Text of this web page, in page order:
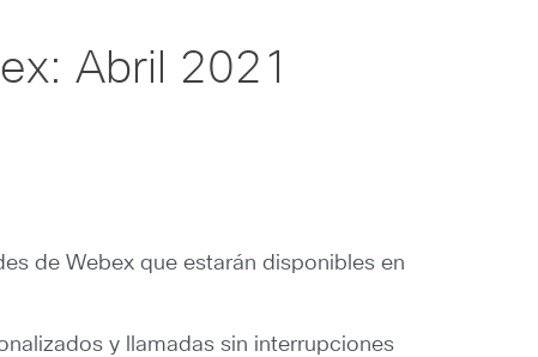
Abril 2021
de Webex que estarán disponibles en
y llamadas sin interrupciones